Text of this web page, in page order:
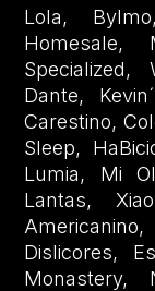
Lola,
Homesale,
Specialized,
Dante,
Carestino,
Sleep,
Lumia, Mi
Lantas,
Dislicores,
Monastery,